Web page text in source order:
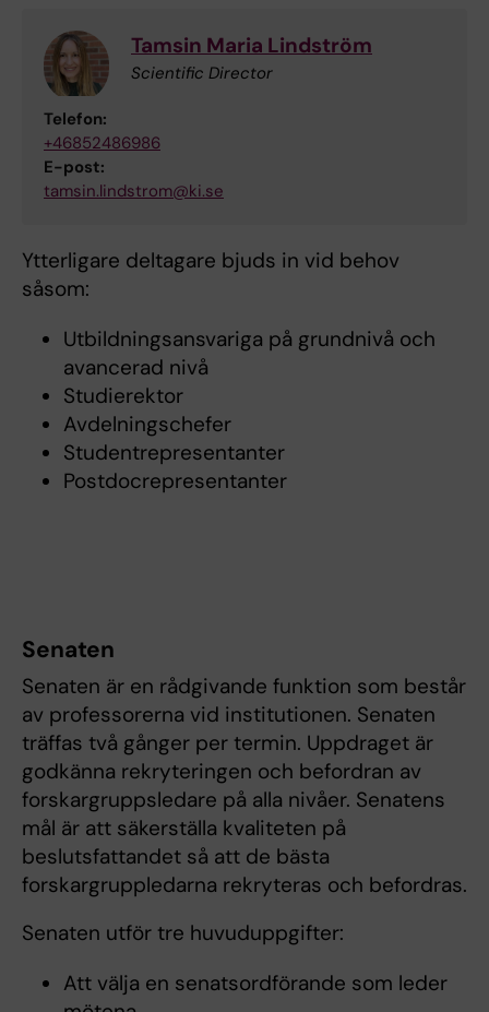
Tamsin Maria Lindström
Scientific Director
Telefon:
+46852486986
E-post:
tamsin.lindstrom@ki.se
Ytterligare deltagare bjuds in vid behov
såsom:
Utbildningsansvariga på grundnivå och
avancerad nivå
Studierektor
Avdelningschefer
Studentrepresentanter
Postdocrepresentanter
Senaten
Senaten är en rådgivande funktion som består
av professorerna vid institutionen. Senaten
träffas två gånger per termin. Uppdraget är
godkänna rekryteringen och befordran av
forskargruppsledare på alla nivåer. Senatens
mål är att säkerställa kvaliteten på
beslutsfattandet så att de bästa
forskargruppledarna rekryteras och befordras.
Senaten utför tre huvuduppgifter:
Att välja en senatsordförande som leder